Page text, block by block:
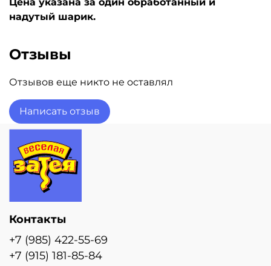
надутый шарик.
Отзывы
Отзывов еще никто не оставлял
Написать отзыв
Контакты
+7 (985) 422-55-69
+7 (915) 181-85-84